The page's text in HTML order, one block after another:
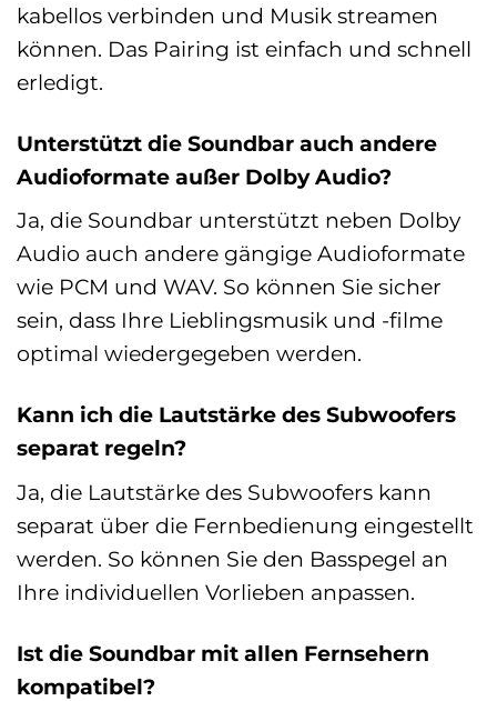
kabellos verbinden und Musik streamen
können. Das Pairing ist einfach und schnell
erledigt.
Unterstützt die Soundbar auch andere
Audioformate außer Dolby Audio?
Ja, die Soundbar unterstützt neben Dolby
Audio auch andere gängige Audioformate
wie PCM und WAV. So können Sie sicher
sein, dass Ihre Lieblingsmusik und -filme
optimal wiedergegeben werden.
Kann ich die Lautstärke des Subwoofers
separat regeln?
Ja, die Lautstärke des Subwoofers kann
separat über die Fernbedienung eingestellt
werden. So können Sie den Basspegel an
Ihre individuellen Vorlieben anpassen.
Ist die Soundbar mit allen Fernsehern
kompatibel?